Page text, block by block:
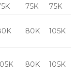
75K
75K
80K 105K
80K 105K